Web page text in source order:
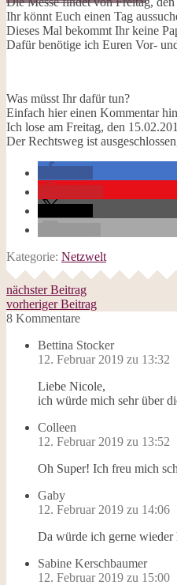
Galerie
Opal-Abos
Strickblogs
Hörbücher
Ihr könnt Euch einen Tag
Dieses Mal bekommt Ihr keine
Dafür benötige ich Euren Vor-
Was müsst Ihr dafür tun?
Einfach hier einen Kommentar
Ich lose am Freitag, den
Der Rechtsweg ist
Kategorie: Netzwelt
nächster Beitrag
vorheriger Beitrag
8 Kommentare
Bettina Stocker
12. Februar 2019 zu 13:32
Liebe Nicole,
ich würde mich sehr über
Colleen
12. Februar 2019 zu 13:52
Oh Super! Ich freu mich
Gaby
12. Februar 2019 zu 14:06
Da würde ich gerne wieder
Sabine Kerschbaumer
12. Februar 2019 zu 15:00